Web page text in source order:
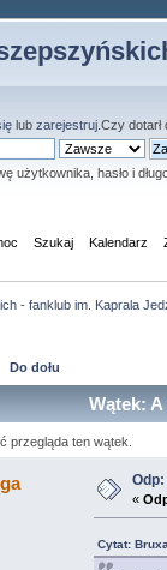
lubzarejestruj .Czy
użytkownika, hasło i
Szukaj Kalendarz
- fanklub im. Kaprala
Do dołu
Wątek:
przegląda ten wątek.
«
Cytat: